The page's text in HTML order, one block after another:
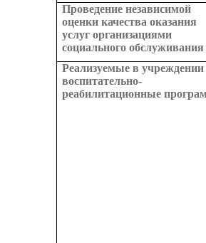
Проведение независимой
оценки качества оказания
услуг организациями
социального обслуживания
Реализуемые в учреждении
воспитательно-
реабилитационные